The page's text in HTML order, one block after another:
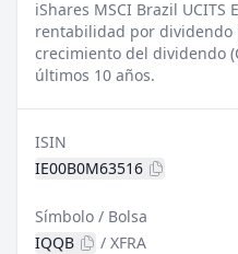
iShares MSCI Brazil UCITS
rentabilidad por dividendo
crecimiento del dividendo
últimos 10 años.
ISIN
IE00B0M63516
Símbolo / Bolsa
IQQB
/ XFRA